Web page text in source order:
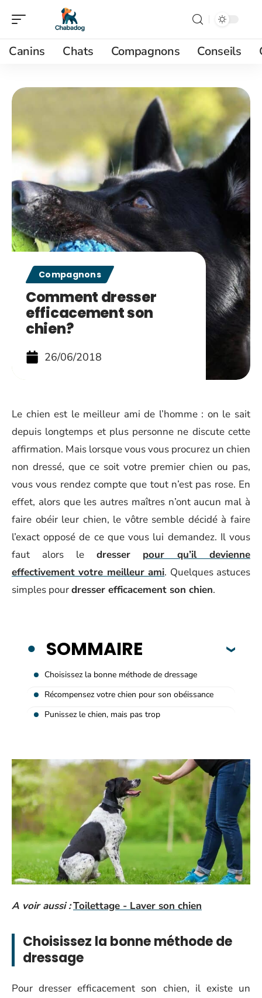
Canins Chats Compagnons Conseils
Compagnons
Comment dresser
efficacement son
chien?
26/06/2018
Le chien est le meilleur ami de l’homme : on le sait
depuis longtemps et plus personne ne discute cette
affirmation. Mais lorsque vous vous procurez un chien
non dressé, que ce soit votre premier chien ou pas,
vous vous rendez compte que tout n’est pas rose. En
effet, alors que les autres maîtres n’ont aucun mal à
faire obéir leur chien, le vôtre semble décidé à faire
l’exact opposé de ce que vous lui demandez. Il vous
faut alors le dresser
pour qu’il devienne
effectivement votre meilleur ami. Quelques astuces
simples pourdresser efficacement son chien.
SOMMAIRE
Choisissez la bonne méthode de dressage
Récompensez votre chien pour son obéissance
Punissez le chien, mais pas trop
A voir aussi :Toilettage - Laver son chien
Choisissez la bonne méthode de
dressage
Pour dresser efficacement son chien, il existe un